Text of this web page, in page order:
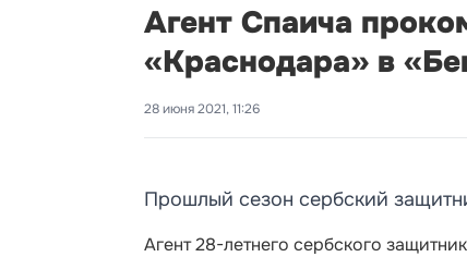
Агент Спаича
«Краснодара» в
28 июня 2021, 11:26
Прошлый сезон сербский
Агент 28-летнего сербского